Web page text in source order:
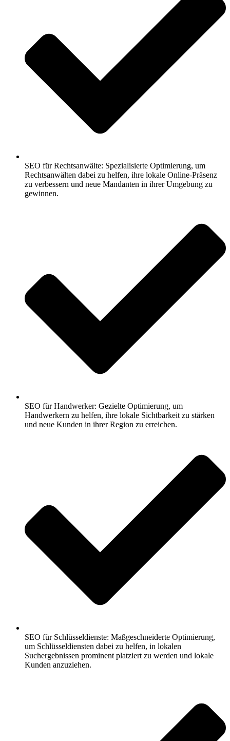
SEO für Rechtsanwälte: Spezialisierte Optimierung, um
Rechtsanwälten dabei zu helfen, ihre lokale Online-Präsenz
zu verbessern und neue Mandanten in ihrer Umgebung zu
gewinnen.
SEO für Handwerker: Gezielte Optimierung, um
Handwerkern zu helfen, ihre lokale Sichtbarkeit zu stärken
und neue Kunden in ihrer Region zu erreichen.
SEO für Schlüsseldienste: Maßgeschneiderte Optimierung,
um Schlüsseldiensten dabei zu helfen, in lokalen
Suchergebnissen prominent platziert zu werden und lokale
Kunden anzuziehen.